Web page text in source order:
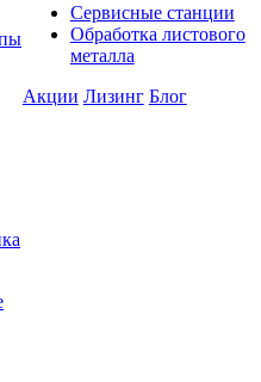
Сервисные станции
Обработка листового
металла
Акции Лизинг Блог